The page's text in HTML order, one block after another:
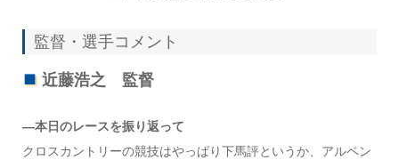
監督・選手コメント
近藤浩之 監督
―本日のレースを振り返って
クロスカントリーの競技はやっぱり下馬評というか、アルペン